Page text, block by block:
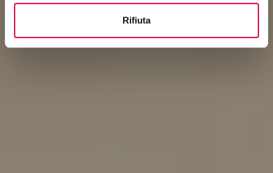
Rifiuta